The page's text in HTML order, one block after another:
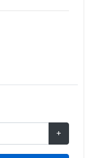
+